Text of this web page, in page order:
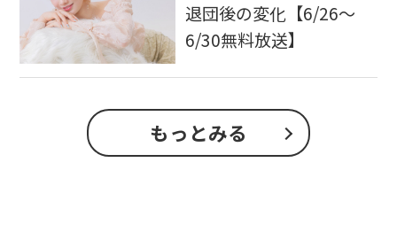
退団後の変化【6/26～
6/30無料放送】
もっとみる